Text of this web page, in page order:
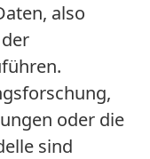
also
oder die
sind